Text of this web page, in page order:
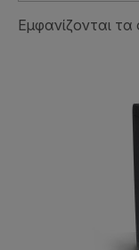
Εμφανίζονται